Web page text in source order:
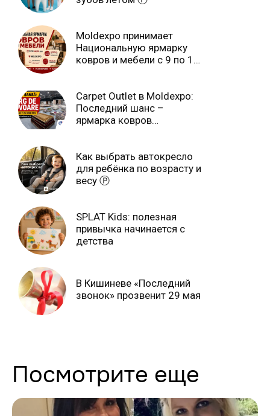
Moldexpo принимает
Национальную ярмарку
ковров и мебели с 9 по 14
Carpet Outlet в Moldexpo:
Последний шанс –
ярмарка ковров
Как выбрать автокресло
для ребёнка по возрасту и
весу Ⓟ
SPLAT Kids: полезная
привычка начинается с
детства
В Кишиневе «Последний
звонок» прозвенит 29 мая
Посмотрите еще